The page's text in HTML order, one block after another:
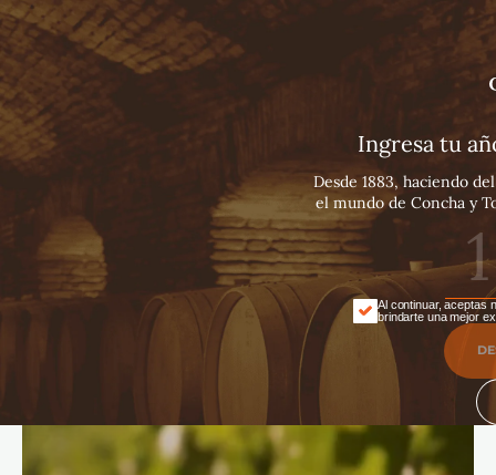
Ingresa tu
Desde 1883, haciendo
el mundo de Concha y
Al continuar, aceptas
brindarte una mejor